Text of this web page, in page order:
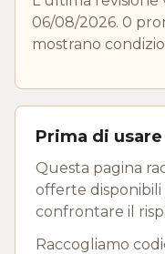
06/08/2026. 0
mostrano
Prima di
Questa pagina
offerte disponibili
confrontare il
Raccogliamo